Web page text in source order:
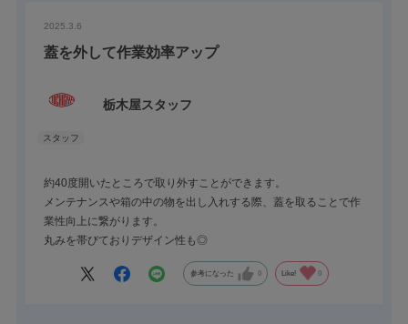
2025.3.6
蓋を外して作業効率アップ
栃木屋スタッフ
約40度開いたところで取り外すことができます。
メンテナンスや箱の中の物を出し入れする際、蓋を取ることで作
業性向上に繋がります。
丸みを帯びておりデザイン性も◎
参考になった 0 Like! 0